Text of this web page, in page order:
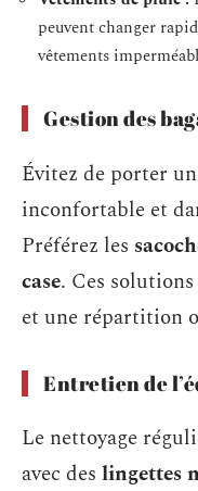
peuvent changer
vêtements
Gestion des
Évitez de porter un
inconfortable et
Préférez les
case. Ces
et une répartition
Entretien de
Le nettoyage
avec des lingettes